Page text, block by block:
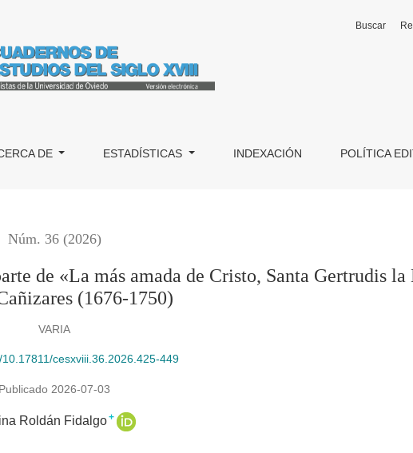
de Cristo, Santa Gertrudis la Magna» de José de Cañizares (1676-
DE ESTADÍSTICAS INDEXACIÓN POLÍTICA
Buscar
Núm. 36 (2026)
de «La más amada de Cristo, Santa Gertrudis la
(1676-1750)
VARIA
cesxviii.36.2026.425-449
Publicado 2026-07-03
Roldán Fidalgo+